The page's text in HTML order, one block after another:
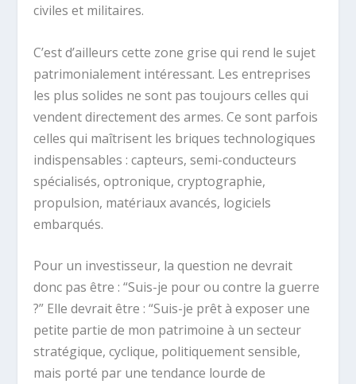
civiles et militaires.
C’est d’ailleurs cette zone grise qui rend le sujet
patrimonialement intéressant. Les entreprises
les plus solides ne sont pas toujours celles qui
vendent directement des armes. Ce sont parfois
celles qui maîtrisent les briques technologiques
indispensables : capteurs, semi-conducteurs
spécialisés, optronique, cryptographie,
propulsion, matériaux avancés, logiciels
embarqués.
Pour un investisseur, la question ne devrait
donc pas être : “Suis-je pour ou contre la guerre
?” Elle devrait être : “Suis-je prêt à exposer une
petite partie de mon patrimoine à un secteur
stratégique, cyclique, politiquement sensible,
mais porté par une tendance lourde de